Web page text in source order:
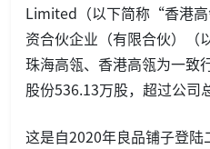
Limited（以下简称“香港
资合伙企业（有限合伙）
珠海高瓴、香港高瓴为一致
股份536.13万股，超过公司
这是自2020年良品铺子登